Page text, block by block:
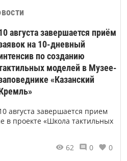
августа завершается приём
на 10-дневный
по созданию
моделей в Музее-
«Казанский
августа завершается прием
в проекте «Школа тактильных
62
0 0